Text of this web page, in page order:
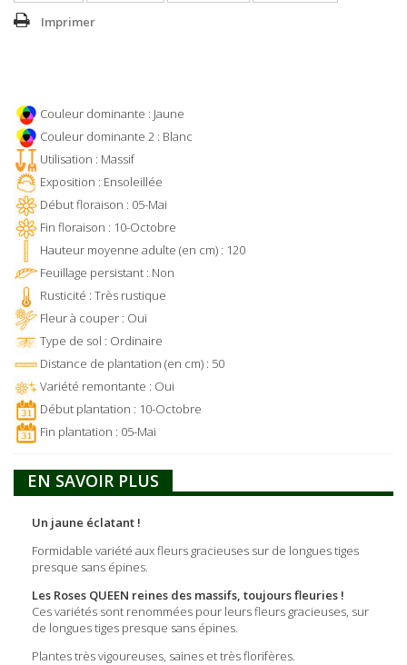
Imprimer
Couleur dominante : Jaune
Couleur dominante 2 : Blanc
Utilisation : Massif
Exposition : Ensoleillée
Début floraison : 05-Mai
Fin floraison : 10-Octobre
Hauteur moyenne adulte (en cm) : 120
Feuillage persistant : Non
Rusticité : Très rustique
Fleur à couper : Oui
Type de sol : Ordinaire
Distance de plantation (en cm) : 50
Variété remontante : Oui
Début plantation : 10-Octobre
Fin plantation : 05-Mai
EN SAVOIR PLUS
Un jaune éclatant !
Formidable variété aux fleurs gracieuses sur de longues tiges
presque sans épines.
Les Roses QUEEN reines des massifs, toujours fleuries !
Ces variétés sont renommées pour leurs fleurs gracieuses, sur
de longues tiges presque sans épines.
Plantes très vigoureuses, saines et très florifères.